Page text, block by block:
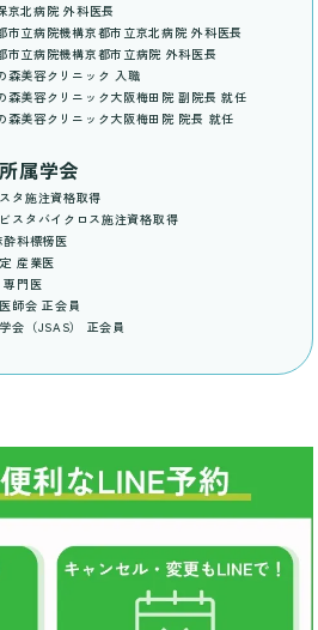
京北病院 外科医長
市立病院機構京都市立京北病院 外科医長
市立病院機構京都市立病院 外科医長
森美容クリニック 入職
森美容クリニック大阪梅田院 副院長 就任
森美容クリニック大阪梅田院 院長 就任
属学会
タ施注資格取得
スタバイクロス施注資格取得
科標榜医
産業医
専門医
師会 正会員
会（JSAS） 正会員